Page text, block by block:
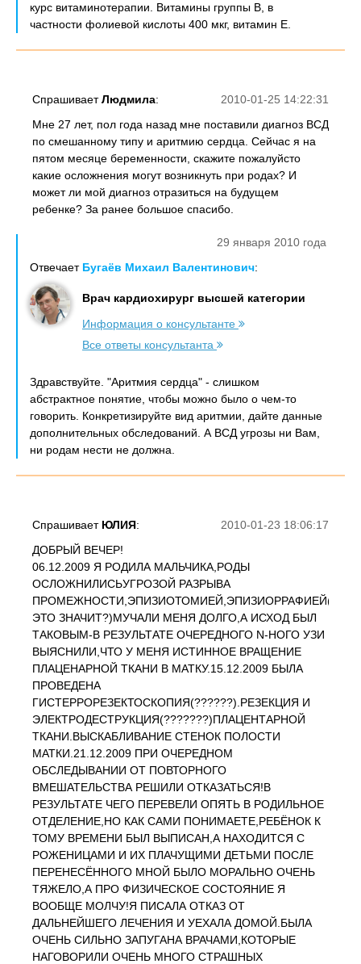
курс витаминотерапии. Витамины группы В, в
частности фолиевой кислоты 400 мкг, витамин Е.
2010-01-25 14:22:31
СпрашиваетЛюдмила:
Мне 27 лет, пол года назад мне поставили диагноз ВСД
по смешанному типу и аритмию сердца. Сейчас я на
пятом месяце беременности, скажите пожалуйсто
какие осложнения могут возникнуть при родах? И
может ли мой диагноз отразиться на будущем
ребенке? За ранее большое спасибо.
29 января 2010 года
Отвечает Бугаёв Михаил Валентинович:
Врач кардиохирург высшей категории
Информация о консультанте
Все ответы консультанта
Здравствуйте. "Аритмия сердца" - слишком
абстрактное понятие, чтобы можно было о чем-то
говорить. Конкретизируйте вид аритмии, дайте данные
дополнительных обследований. А ВСД угрозы ни Вам,
ни родам нести не должна.
2010-01-23 18:06:17
Спрашивает ЮЛИЯ:
ДОБРЫЙ ВЕЧЕР!
06.12.2009 Я РОДИЛА МАЛЬЧИКА,РОДЫ
ОСЛОЖНИЛИСЬУГРОЗОЙ РАЗРЫВА
ЭТО ЗНАЧИТ?)МУЧАЛИ МЕНЯ ДОЛГО,А ИСХОД БЫЛ
ТАКОВЫМ-В РЕЗУЛЬТАТЕ ОЧЕРЕДНОГО N-НОГО УЗИ
ВЫЯСНИЛИ,ЧТО У МЕНЯ ИСТИННОЕ ВРАЩЕНИЕ
ПЛАЦЕНАРНОЙ ТКАНИ В МАТКУ.15.12.2009 БЫЛА
ПРОВЕДЕНА
ГИСТЕРРОРЕЗЕКТОСКОПИЯ(??????).РЕЗЕКЦИЯ И
ЭЛЕКТРОДЕСТРУКЦИЯ(???????)ПЛАЦЕНТАРНОЙ
ТКАНИ.ВЫСКАБЛИВАНИЕ СТЕНОК ПОЛОСТИ
МАТКИ.21.12.2009 ПРИ ОЧЕРЕДНОМ
ОБСЛЕДЫВАНИИ ОТ ПОВТОРНОГО
ВМЕШАТЕЛЬСТВА РЕШИЛИ ОТКАЗАТЬСЯ!В
РЕЗУЛЬТАТЕ ЧЕГО ПЕРЕВЕЛИ ОПЯТЬ В РОДИЛЬНОЕ
ОТДЕЛЕНИЕ,НО КАК САМИ ПОНИМАЕТЕ,РЕБЁНОК К
ТОМУ ВРЕМЕНИ БЫЛ ВЫПИСАН,А НАХОДИТСЯ С
РОЖЕНИЦАМИ И ИХ ПЛАЧУЩИМИ ДЕТЬМИ ПОСЛЕ
ПЕРЕНЕСЁННОГО МНОЙ БЫЛО МОРАЛЬНО ОЧЕНЬ
ТЯЖЕЛО,А ПРО ФИЗИЧЕСКОЕ СОСТОЯНИЕ Я
ВООБЩЕ МОЛЧУ!Я ПИСАЛА ОТКАЗ ОТ
ДАЛЬНЕЙШЕГО ЛЕЧЕНИЯ И УЕХАЛА ДОМОЙ.БЫЛА
ОЧЕНЬ СИЛЬНО ЗАПУГАНА ВРАЧАМИ,КОТОРЫЕ
НАГОВОРИЛИ ОЧЕНЬ МНОГО СТРАШНЫХ